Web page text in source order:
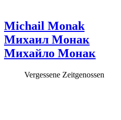
Michail Monak
Михаил Монак
Михайло Монак
Vergessene Zeitgenossen